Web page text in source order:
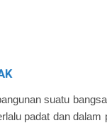
suatu
padat dan dalam